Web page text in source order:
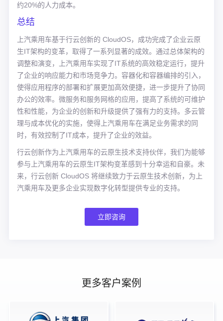
约20%的人力成本。
总结
上汽乘用车基于行云创新的 CloudOS，成功完成了企业云原
生IT架构的变革，取得了一系列显著的成效。通过总体架构的
调整和演变，上汽乘用车实现了IT系统的高效稳定运行，提升
了企业的响应能力和市场竞争力。容器化和容器编排的引入，
使得应用程序的部署和扩展更加高效便捷，进一步提升了协同
办公的效率。微服务和服务网格的应用，提高了系统的可维护
性和性能，为企业的创新和升级提供了强有力的支持。多云管
理与成本优化的实施，使得上汽乘用车在满足业务需求的同
时，有效控制了IT成本，提升了企业的效益。
行云创新作为上汽乘用车的云原生技术支持伙伴，我们为能够
参与上汽乘用车的云原生IT架构变革感到十分幸运和自豪。未
来，行云创新 CloudOS 将继续致力于云原生技术创新，为上
汽乘用车及更多企业实现数字化转型提供专业的支持。
立即咨询
更多客户案例